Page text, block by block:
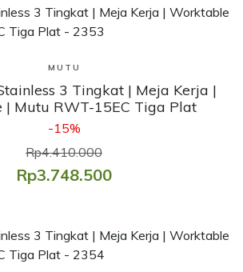
Lihat Produk
MUTU
3 Tingkat | Meja Kerja |
| Mutu RWT-15EC Tiga Plat
-15%
Rp4.410.000
Rp3.748.500